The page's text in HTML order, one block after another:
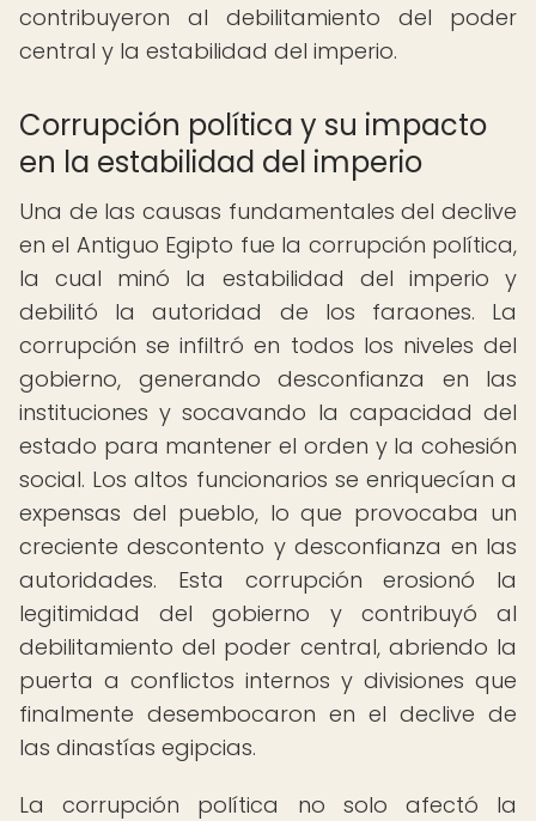
contribuyeron al debilitamiento del poder
central y la estabilidad del imperio.
Corrupción política y su impacto
en la estabilidad del imperio
Una de las causas fundamentales del declive
en el Antiguo Egipto fue la corrupción política,
la cual minó la estabilidad del imperio y
debilitó la autoridad de los faraones. La
corrupción se infiltró en todos los niveles del
gobierno, generando desconfianza en las
instituciones y socavando la capacidad del
estado para mantener el orden y la cohesión
social. Los altos funcionarios se enriquecían a
expensas del pueblo, lo que provocaba un
creciente descontento y desconfianza en las
autoridades. Esta corrupción erosionó la
legitimidad del gobierno y contribuyó al
debilitamiento del poder central, abriendo la
puerta a conflictos internos y divisiones que
finalmente desembocaron en el declive de
las dinastías egipcias.
La corrupción política no solo afectó la